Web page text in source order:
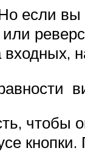
если
или